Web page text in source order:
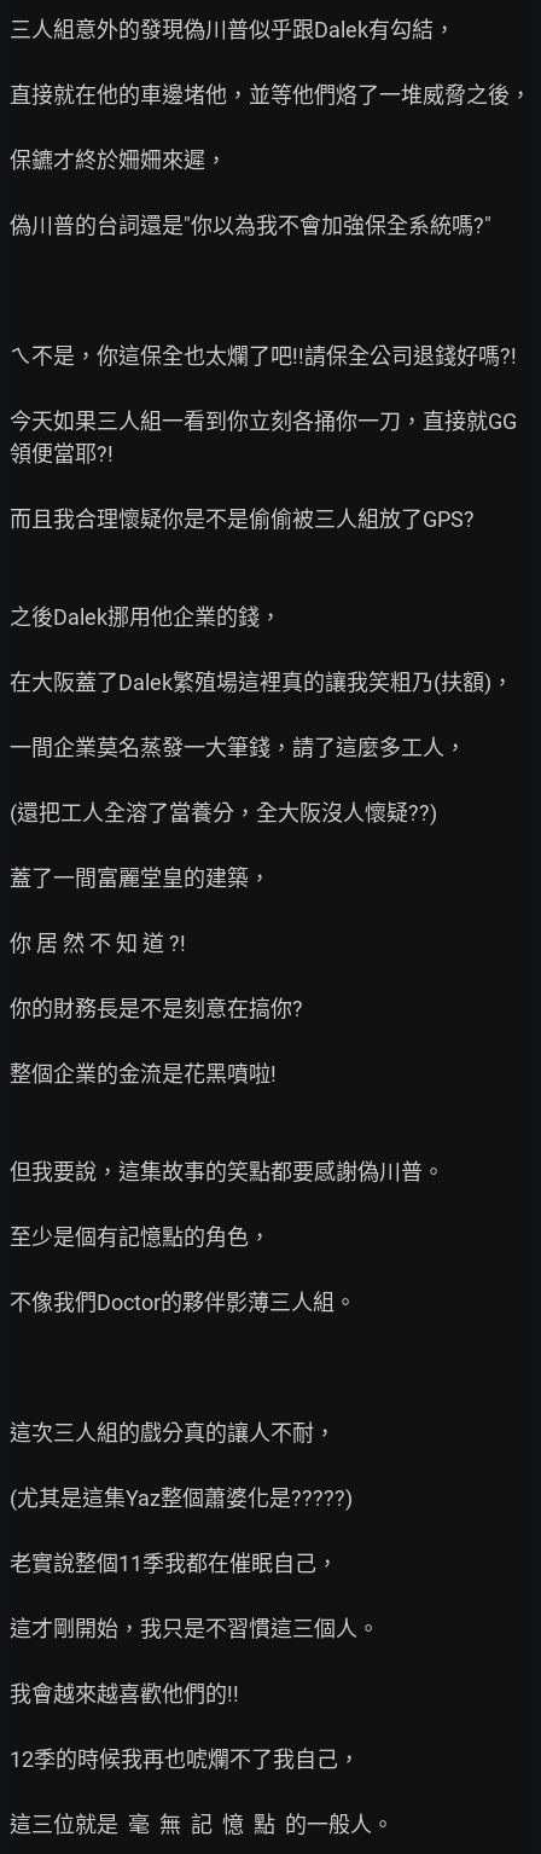
三人組意外的發現偽川普似乎跟Dalek有勾結，
直接就在他的車邊堵他，並等他們烙了一堆威脅之後，
保鑣才終於姍姍來遲，
偽川普的台詞還是"你以為我不會加強保全系統嗎?"
ㄟ不是，你這保全也太爛了吧!!請保全公司退錢好嗎?!
今天如果三人組一看到你立刻各捅你一刀，直接就GG
領便當耶?!
而且我合理懷疑你是不是偷偷被三人組放了GPS?
之後Dalek挪用他企業的錢，
在大阪蓋了Dalek繁殖場這裡真的讓我笑粗乃(扶額)，
一間企業莫名蒸發一大筆錢，請了這麼多工人，
(還把工人全溶了當養分，全大阪沒人懷疑??)
蓋了一間富麗堂皇的建築，
你 居 然 不 知 道 ?!
你的財務長是不是刻意在搞你?
整個企業的金流是花黑噴啦!
但我要說，這集故事的笑點都要感謝偽川普。
至少是個有記憶點的角色，
不像我們Doctor的夥伴影薄三人組。
這次三人組的戲分真的讓人不耐，
(尤其是這集Yaz整個蕭婆化是?????)
老實說整個11季我都在催眠自己，
這才剛開始，我只是不習慣這三個人。
我會越來越喜歡他們的!!
12季的時候我再也唬爛不了我自己，
這三位就是  毫  無  記  憶  點  的一般人。